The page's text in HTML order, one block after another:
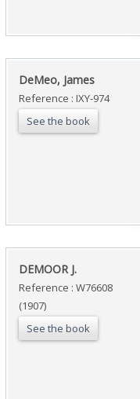
‎DeMeo, James‎
Reference : IXY-974
See the book
‎DEMOOR J.‎
Reference : W76608
(1907)
See the book